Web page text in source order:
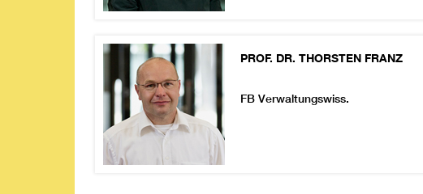
PROF. DR. THORSTEN FRANZ
FB Verwaltungswiss.